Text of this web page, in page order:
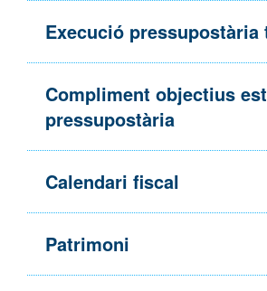
Execució
Compliment objectius
pressupostària
Calendari fiscal
Patrimoni